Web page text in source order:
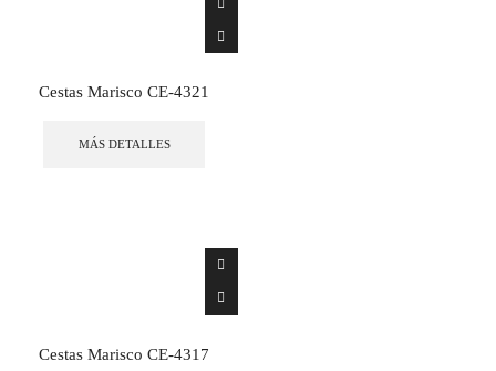
Cestas Marisco CE-4321
MÁS DETALLES
Cestas Marisco CE-4317